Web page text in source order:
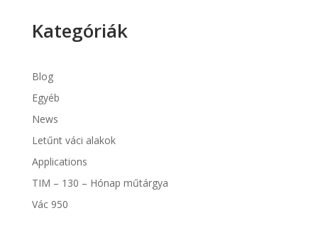
Kategóriák
Blog
Egyéb
News
Letűnt váci alakok
Applications
TIM – 130 – Hónap műtárgya
Vác 950